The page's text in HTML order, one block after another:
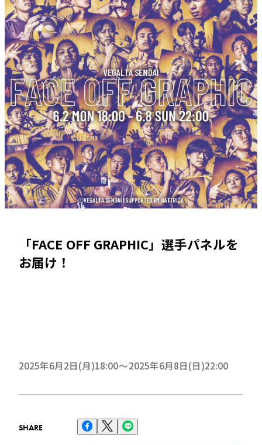
「FACE OFF GRAPHIC」選手パネルを
お届け！
2025年6月2日(月)18:00 2025年6月8日(日)22:00
SHARE